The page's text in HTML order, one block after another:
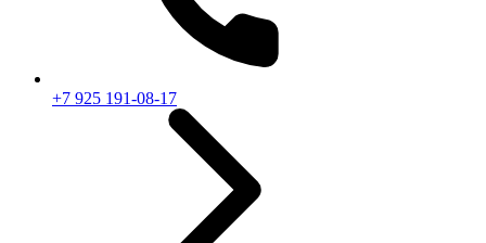
+7 925 191-08-17